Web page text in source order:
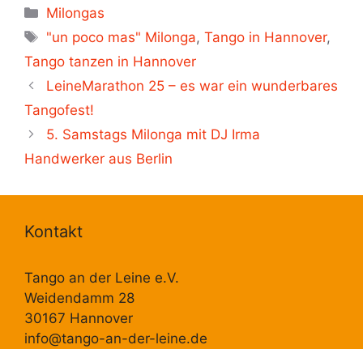
Kategorien
Milongas
Schlagwörter
"un poco mas" Milonga,Tango in Hannover,
Tango tanzen in Hannover
LeineMarathon 25 – es war ein wunderbares
Tangofest!
5. Samstags Milonga mit DJ Irma
Handwerker aus Berlin
Kontakt
Tango an der Leine e.V.
Weidendamm 28
30167 Hannover
info@tango-an-der-leine.de